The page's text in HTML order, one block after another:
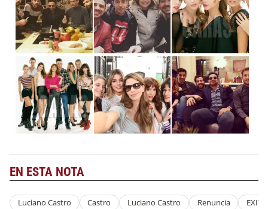
EN ESTA NOTA
Luciano Castro Castro Luciano Castro Renuncia EXITO